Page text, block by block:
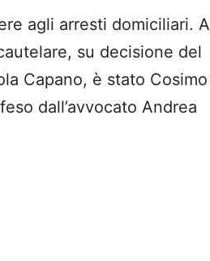
agli arresti domiciliari. A
su decisione del
Capano, è stato Cosimo
dall’avvocato Andrea